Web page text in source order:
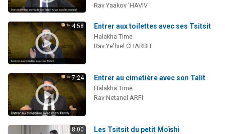
Rav Yaakov 'HAVIV
4:58 Entrer aux toilettes avec ses Tsitsit
Halakha Time
Rav Ye'hiel CHARBIT
7:24 Entrer au cimetière avec son Talit
Halakha Time
Rav Netanel ARFI
8:00 Les Tsitsit du petit Moïshi